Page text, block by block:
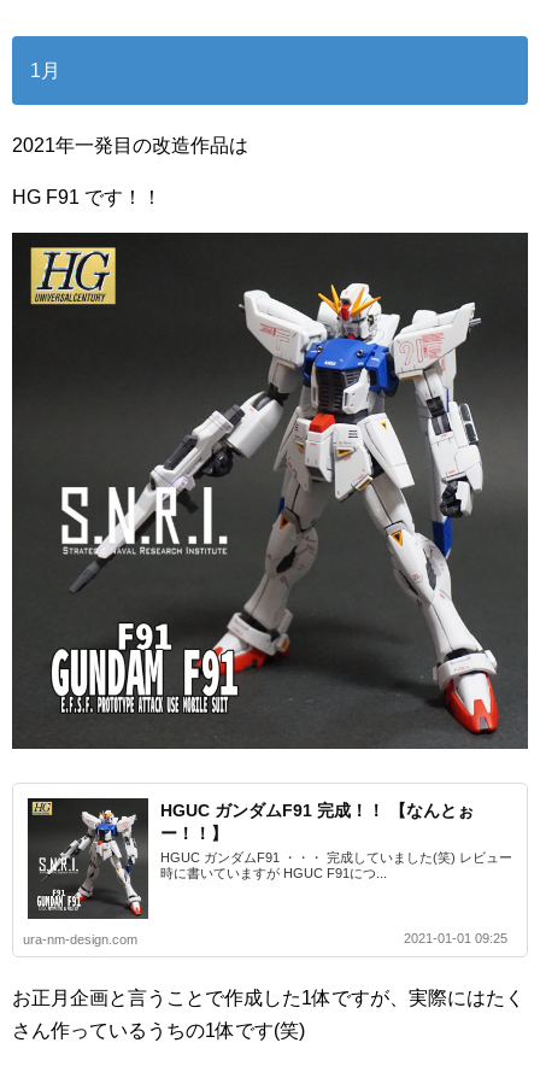
1月
2021年一発目の改造作品は
HG F91 です！！
HGUC ガンダムF91 完成！！ 【なんとぉ
ー！！】
HGUC ガンダムF91 ・・・ 完成していました(笑) レビュー
時に書いていますが HGUC F91につ...
ura-nm-design.com 2021-01-01 09:25
お正月企画と言うことで作成した1体ですが、実際にはたく
さん作っているうちの1体です(笑)